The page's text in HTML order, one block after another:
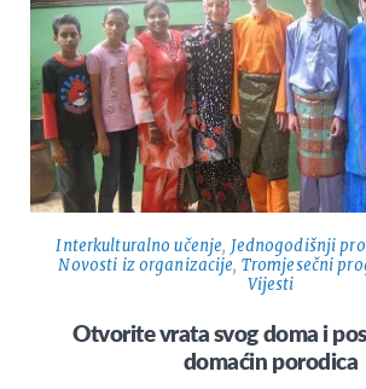
Interkulturalno učenje, Jednogodišnji
Novosti iz organizacije, Tromjesečni
Vijesti
Otvorite vrata svog doma i
domaćin porodica